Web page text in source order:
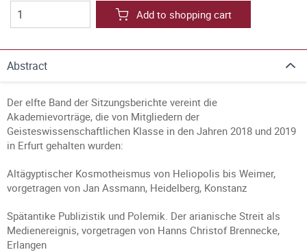
Add to shopping cart
Abstract
Der elfte Band der Sitzungsberichte vereint die
Akademievorträge, die von Mitgliedern der
Geisteswissenschaftlichen Klasse in den Jahren 2018 und 2019
in Erfurt gehalten wurden:
Altägyptischer Kosmotheismus von Heliopolis bis Weimer,
vorgetragen von Jan Assmann, Heidelberg, Konstanz
Spätantike Publizistik und Polemik. Der arianische Streit als
Medienereignis, vorgetragen von Hanns Christof Brennecke,
Erlangen